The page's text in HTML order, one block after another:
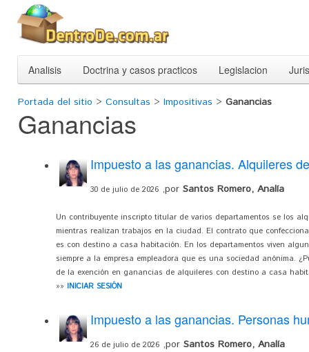
Analisis Doctrina y casos practicos Legislacion
Portada del sitio > Consultas > Impositivas > Ganancias
Ganancias
Impuesto a las ganancias. Alquileres
30 de julio de 2026 ,por Santos Romero, Analía
Un contribuyente inscripto titular de varios departamentos se los
mientras realizan trabajos en la ciudad. El contrato que
es con destino a casa habitación. En los departamentos viven
siempre a la empresa empleadora que es una sociedad anónima.
de la exención en ganancias de alquileres con destino a casa
»» INICIAR SESIÓN
Impuesto a las ganancias. Personas
26 de julio de 2026 ,por Santos Romero, Analía